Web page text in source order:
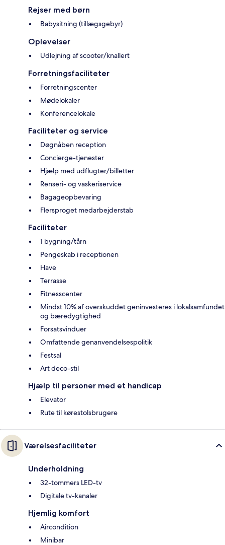
Rejser med børn
Babysitning (tillægsgebyr)
Oplevelser
Udlejning af scooter/knallert
Forretningsfaciliteter
Forretningscenter
Mødelokaler
Konferencelokale
Faciliteter og service
Døgnåben reception
Concierge-tjenester
Hjælp med udflugter/billetter
Renseri- og vaskeriservice
Bagageopbevaring
Flersproget medarbejderstab
Faciliteter
1 bygning/tårn
Pengeskab i receptionen
Have
Terrasse
Fitnesscenter
Mindst 10% af overskuddet geninvesteres i lokalsamfundet
og bæredygtighed
Forsatsvinduer
Omfattende genanvendelsespolitik
Festsal
Art deco-stil
Hjælp til personer med et handicap
Elevator
Rute til kørestolsbrugere
Værelsesfaciliteter
Underholdning
32-tommers LED-tv
Digitale tv-kanaler
Hjemlig komfort
Aircondition
Minibar